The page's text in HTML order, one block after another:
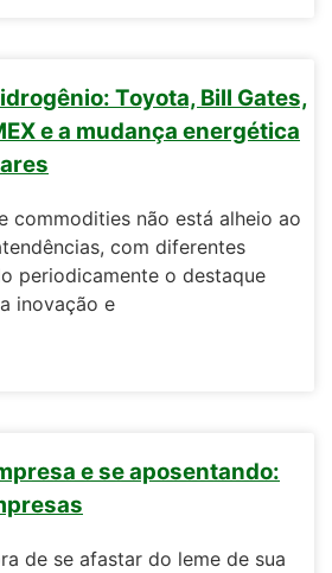
Toyota, Bill Gates,
e a mudança energética
commodities não está alheio ao
com diferentes
periodicamente o destaque
inovação e
e se aposentando:
de se afastar do leme de sua